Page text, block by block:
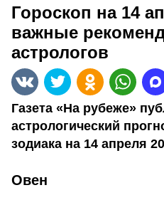
Гороскоп на 14
важные
астрологов
Газета «На рубеже»
астрологический
зодиака на 14 апреля
Овен